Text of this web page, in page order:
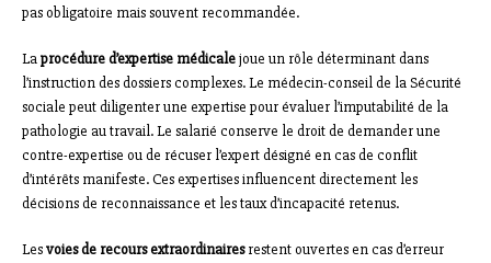
pas obligatoire mais souvent recommandée.
Laprocédure d’expertise médicalejoue un rôle déterminant dans
l’instruction des dossiers complexes. Le médecin-conseil de la Sécurité
sociale peut diligenter une expertise pour évaluer l’imputabilité de la
pathologie au travail. Le salarié conserve le droit de demander une
contre-expertise ou de récuser l’expert désigné en cas de conflit
d’intérêts manifeste. Ces expertises influencent directement les
décisions de reconnaissance et les taux d’incapacité retenus.
Lesvoies de recours extraordinairesrestent ouvertes en cas d’erreur